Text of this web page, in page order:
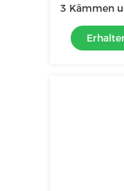
3 Kämmen
Design für